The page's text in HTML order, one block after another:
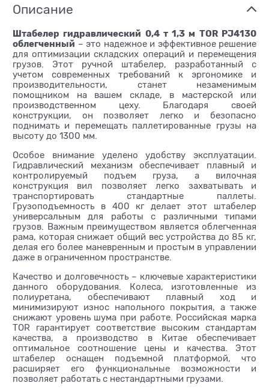
Описание
Штабелер гидравлический 0,4 т 1,3 м TOR PJ4130
облегченный – это надежное и эффективное решение
для оптимизации складских операций и перемещения
грузов. Этот ручной штабелер, разработанный с
учетом современных требований к эргономике и
производительности, станет незаменимым
помощником на вашем складе, в мастерской или
производственном цеху. Благодаря своей
конструкции, он позволяет легко и безопасно
поднимать и перемещать паллетированные грузы на
высоту до 1300 мм.
Особое внимание уделено удобству эксплуатации.
Гидравлический механизм обеспечивает плавный и
контролируемый подъем груза, а вилочная
конструкция вил позволяет легко захватывать и
транспортировать стандартные паллеты.
Грузоподъемность в 400 кг делает этот штабелер
универсальным для работы с различными типами
грузов. Важным преимуществом является облегченная
рама, которая снижает общий вес устройства до 85 кг,
делая его более маневренным и простым в управлении
даже в ограниченном пространстве.
Качество и долговечность – ключевые характеристики
данного оборудования. Колеса, изготовленные из
полиуретана, обеспечивают плавный ход и
минимизируют износ напольного покрытия, а также
снижают уровень шума при работе. Российская марка
TOR гарантирует соответствие высоким стандартам
качества, а производство в Китае обеспечивает
оптимальное соотношение цены и качества. Этот
штабелер оснащен подъемной платформой, что
расширяет его функциональные возможности и
позволяет работать с нестандартными грузами.